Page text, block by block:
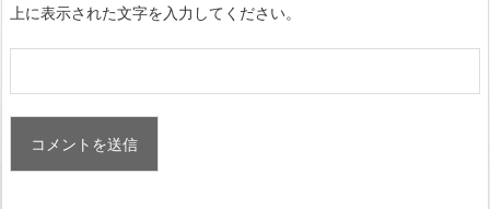
上に表示された文字を入力してください。